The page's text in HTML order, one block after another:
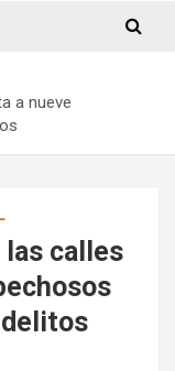
a nueve
las calles